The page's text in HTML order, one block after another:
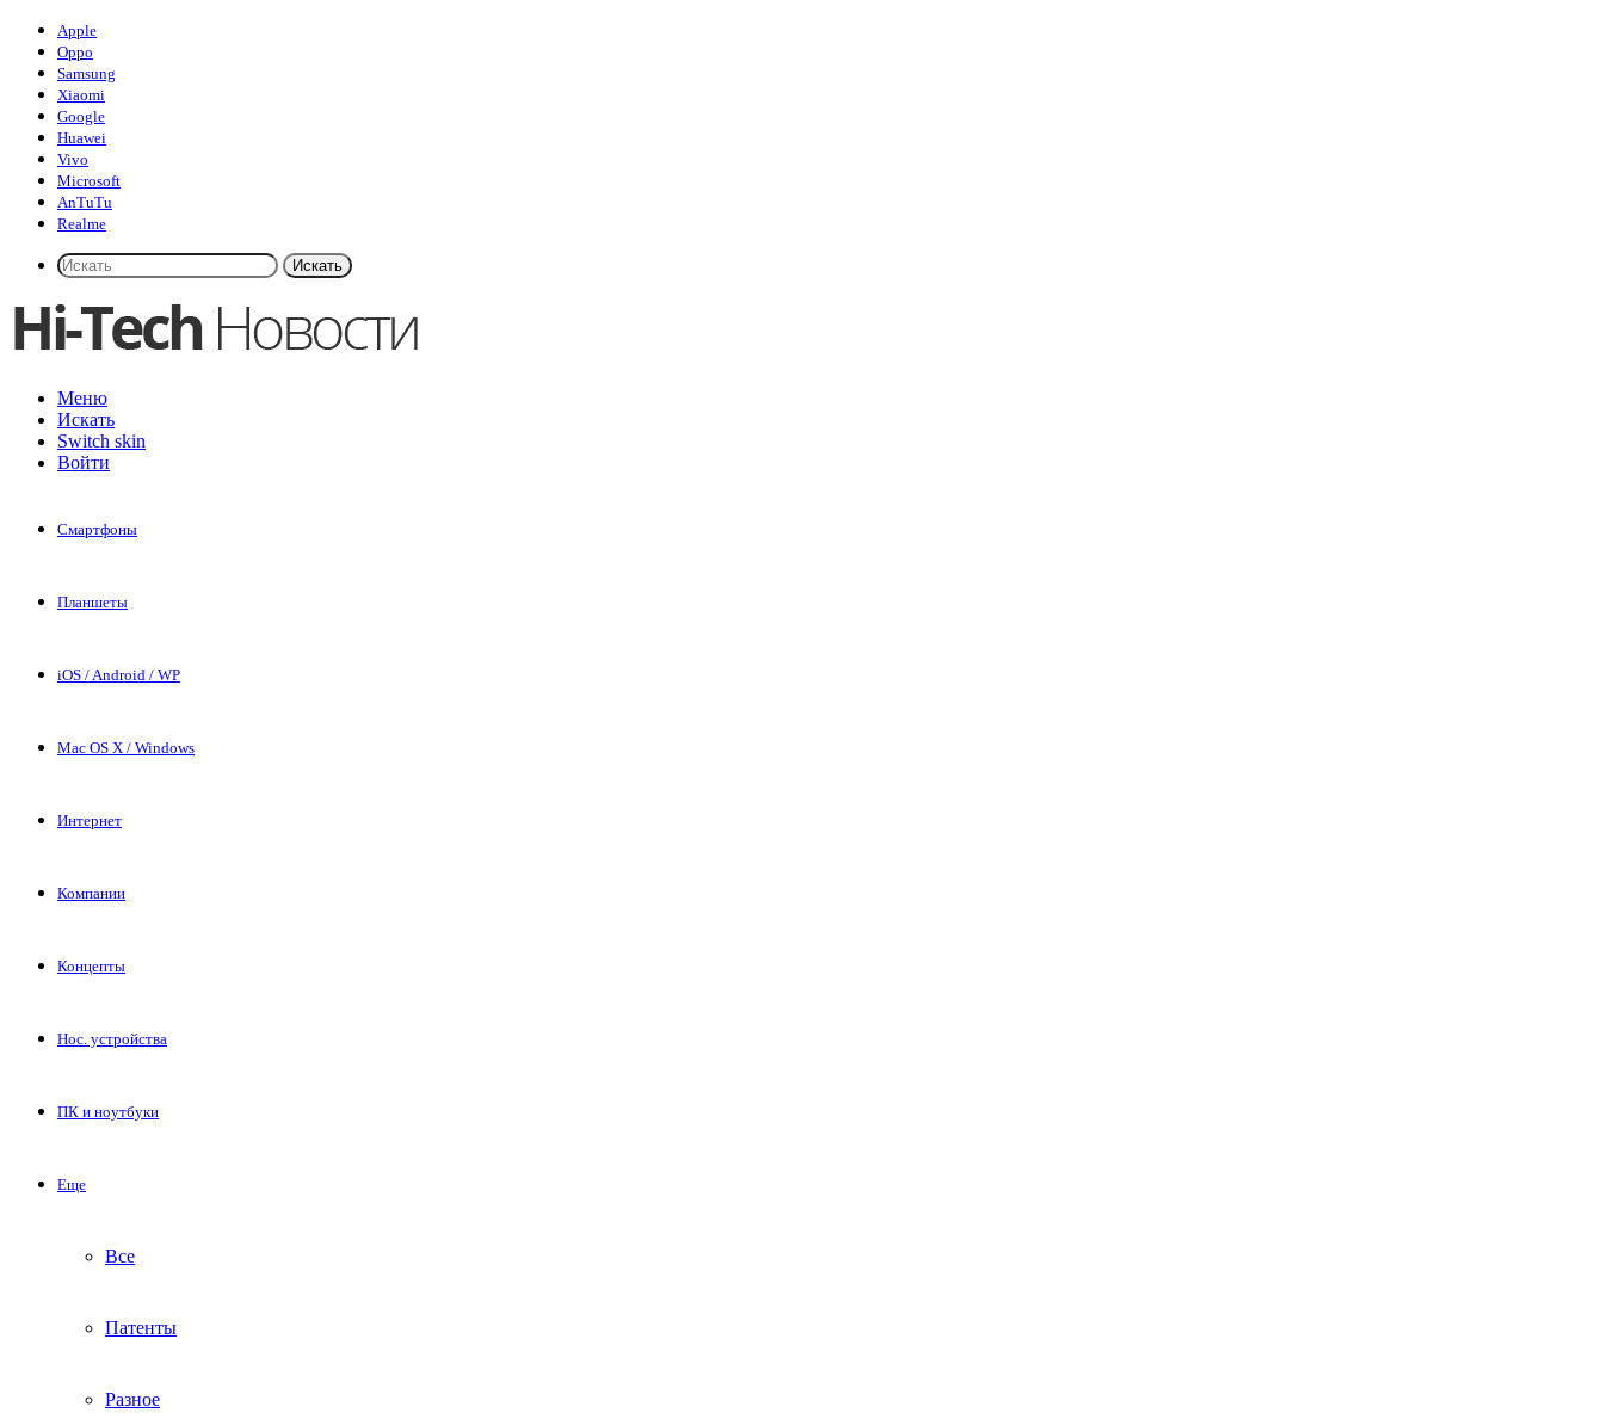
Apple
Oppo
Samsung
Xiaomi
Google
Huawei
Vivo
Microsoft
AnTuTu
Realme
Искать
Меню
Искать
Switch skin
Войти
Смартфоны
Планшеты
iOS / Android / WP
Mac OS X / Windows
Интернет
Компании
Концепты
Нос. устройства
ПК и ноутбуки
Еще
Все
Патенты
Разное